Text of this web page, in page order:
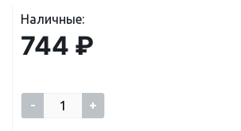
Наличные:
744 ₽
- +